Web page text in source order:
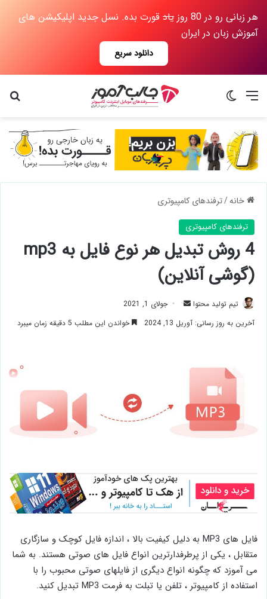
هر زبانی رو در 80 روز یاد قورت بده. نسل جدید اپلیکیشن های
آموزش زبان در ایران
دانلود سریع
منو
خانه/ترفندهای کامپیوتری
ترفندهای کامپیوتری
4 روش تبدیل هر نوع فایل به mp3
(گوشی آنلاین)
تیم تولید محتوا
ارسال
ایمیل
جولای 1, 2021
آخرین به روز رسانی: آوریل 13, 2024
خواندن این مطلب 5 دقیقه زمان میبرد
فایل های MP3 به دلیل کیفیت بالا ، اندازه فایل کوچک و سازگاری
متقابل ، یکی از پرطرفدارترین انواع فایل های صوتی هستند. به شما
می آموزد که چگونه انواع دیگری از فایلهای صوتی محبوب را با
استفاده از کامپیوتر ، تلفن یا تبلت به فرمت MP3 تبدیل کنید.